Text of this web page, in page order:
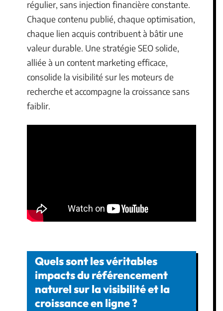
régulier, sans injection financière constante.
Chaque contenu publié, chaque optimisation,
chaque lien acquis contribuent à bâtir une
valeur durable. Une stratégie SEO solide,
alliée à un content marketing efficace,
consolide la visibilité sur les moteurs de
recherche et accompagne la croissance sans
faiblir.
Quels sont les véritables
impacts du référencement
naturel sur la visibilité et la
croissance en ligne ?